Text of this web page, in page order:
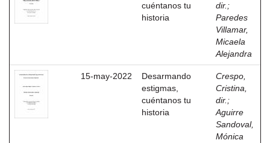
cuéntanos tu
historia
dir. ;
Paredes
Villamar,
Micaela
Alejandra
15-may-2022
Desarmando
estigmas,
cuéntanos tu
historia
Crespo,
Cristina,
dir. ;
Aguirre
Sandoval,
Mónica